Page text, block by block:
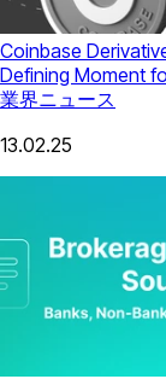
Coinbase
Defining Moment
業界ニュース
13.02.25